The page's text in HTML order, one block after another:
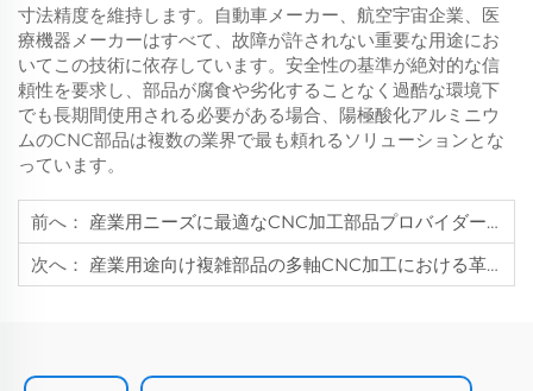
寸法精度を維持します。自動車メーカー、航空宇宙企業、医
療機器メーカーはすべて、故障が許されない重要な用途にお
いてこの技術に依存しています。安全性の基準が絶対的な信
頼性を要求し、部品が腐食や劣化することなく過酷な環境下
でも長期間使用される必要がある場合、陽極酸化アルミニウ
ムのCNC部品は複数の業界で最も頼れるソリューションとな
っています。
前へ： 産業用ニーズに最適なCNC加工部品プロバイダーを見つける
次へ： 産業用途向け複雑部品の多軸CNC加工における革新